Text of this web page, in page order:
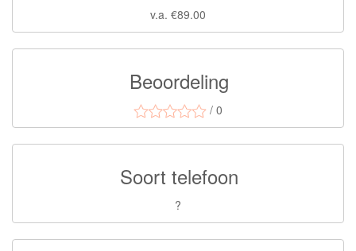
v.a. €89.00
Beoordeling
/ 0
Soort telefoon
?